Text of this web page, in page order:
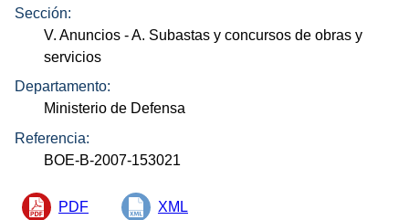
Sección:
V. Anuncios - A. Subastas y concursos de obras y
servicios
Departamento:
Ministerio de Defensa
Referencia:
BOE-B-2007-153021
PDF XML